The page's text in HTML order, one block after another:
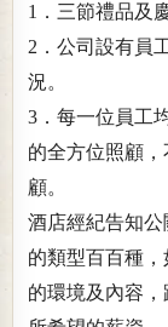
1．三節禮品及
2．公司設有員
況。
3．每一位員工
的全方位照顧
顧。
酒店經紀告知
的類型百百種
的環境及內容